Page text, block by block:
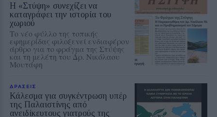
Η «Στύψη» συνεχίζει να
καταγράφει την ιστορία του
χωριού
Το νέο φύλλο της τοπικής
εφημερίδας φιλοξενεί ενδιαφέρον
άρθρο για το φράγμα της Στύψης
και τη μελέτη του Δρ. Νικόλαου
Μουτάφη
ΔΡΑΣΕΙΣ
Κάλεσμα για συγκέντρωση υπέρ
της Παλαιστίνης από
ανειδίκευτους γιατρούς της